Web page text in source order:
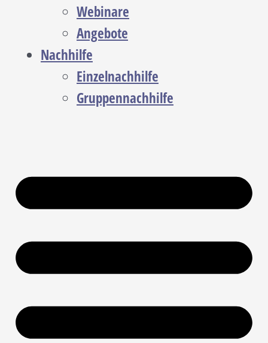
Webinare
Angebote
Nachhilfe
Einzelnachhilfe
Gruppennachhilfe